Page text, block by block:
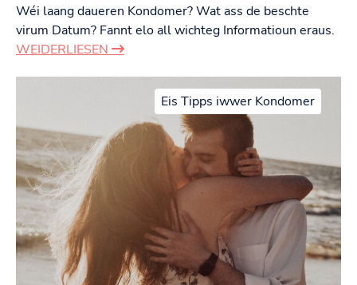
Wéi laang daueren Kondomer? Wat ass de beschte
virum Datum? Fannt elo all wichteg Informatioun eraus.
WEIDERLIESEN
Eis Tipps iwwer Kondomer